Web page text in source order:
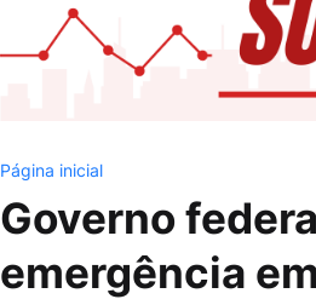
Página inicial
Governo
emergência